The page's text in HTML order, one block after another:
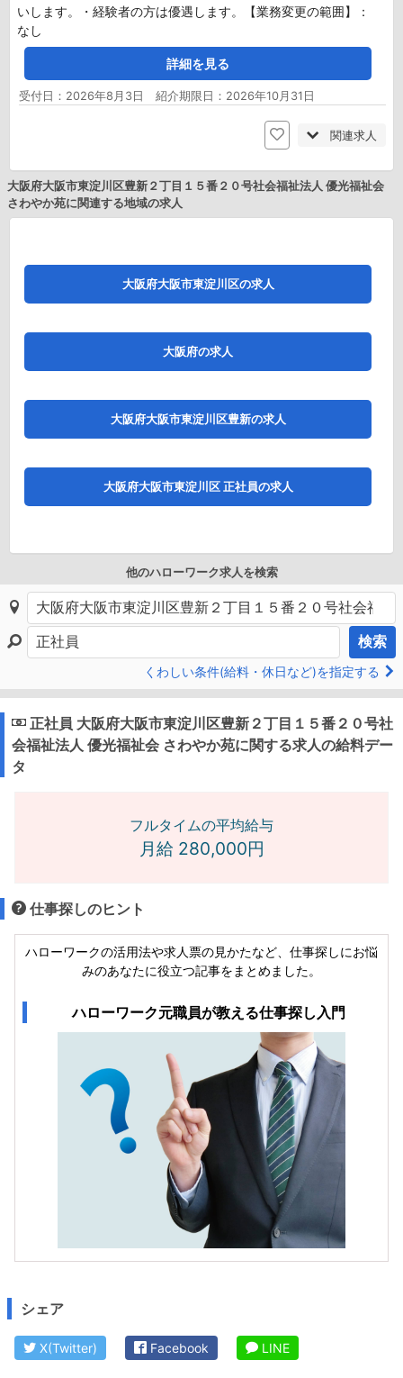
いします。・経験者の方は優遇します。【業務変更の範囲】：
なし
詳細を見る
受付日：2026年8月3日 紹介期限日：2026年10月31日
関連求人
大阪府大阪市東淀川区豊新２丁目１５番２０号社会福祉法人 優光福祉会
さわやか苑に関連する地域の求人
大阪府大阪市東淀川区の求人
大阪府の求人
大阪府大阪市東淀川区豊新の求人
大阪府大阪市東淀川区 正社員の求人
他のハローワーク求人を検索
検索
くわしい条件(給料・休日など)を指定する
正社員 大阪府大阪市東淀川区豊新２丁目１５番２０号社
会福祉法人 優光福祉会 さわやか苑に関する求人の給料デー
タ
フルタイムの平均給与
月給 280,000円
仕事探しのヒント
ハローワークの活用法や求人票の見かたなど、仕事探しにお悩
みのあなたに役立つ記事をまとめました。
ハローワーク元職員が教える仕事探し入門
シェア
X(Twitter) Facebook LINE